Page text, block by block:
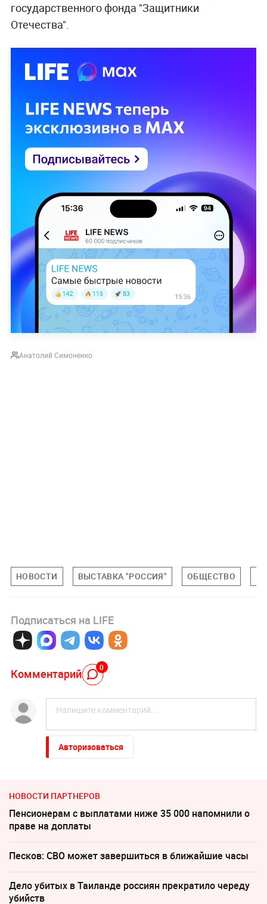
государственного фонда "Защитники
Отечества".
Анатолий Симоненко
НОВОСТИ ВЫСТАВКА "РОССИЯ" ОБЩЕСТВО
Подписаться на LIFE
Комментарий 0
Авторизоваться
НОВОСТИ ПАРТНЕРОВ
Пенсионерам с выплатами ниже 35 000 напомнили о
праве на доплаты
Песков: СВО может завершиться в ближайшие часы
Дело убитых в Таиланде россиян прекратило череду
убийств